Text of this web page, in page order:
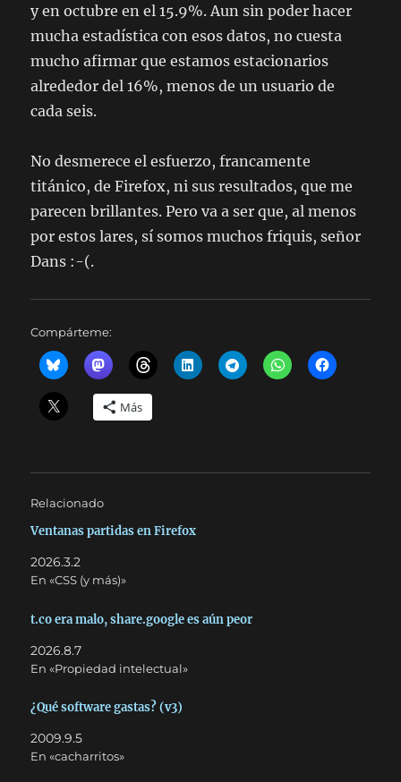
y en octubre en el 15.9%. Aun sin poder hacer
mucha estadística con esos datos, no cuesta
mucho afirmar que estamos estacionarios
alrededor del 16%, menos de un usuario de
cada seis.
No desmerece el esfuerzo, francamente
titánico, de Firefox, ni sus resultados, que me
parecen brillantes. Pero va a ser que, al menos
por estos lares, sí somos muchos friquis, señor
Dans :-(.
Compárteme:
Más
Relacionado
Ventanas partidas en Firefox
2026.3.2
En «CSS (y más)»
t.co era malo, share.google es aún peor
2026.8.7
En «Propiedad intelectual»
¿Qué software gastas? (v3)
2009.9.5
En «cacharritos»